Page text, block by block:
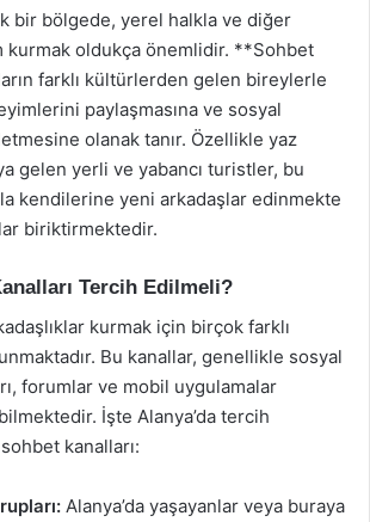
bir bölgede, yerel halkla ve diğer
oldukça önemlidir. **Sohbet
farklı kültürlerden gelen bireylerle
paylaşmasına ve sosyal
olanak tanır. Özellikle yaz
gelen yerli ve yabancı turistler, bu
kendilerine yeni arkadaşlar edinmekte
biriktirmektedir.
Tercih Edilmeli?
kurmak için birçok farklı
Bu kanallar, genellikle sosyal
forumlar ve mobil uygulamalar
İşte Alanya’da tercih
kanalları:
Alanya’da yaşayanlar veya buraya